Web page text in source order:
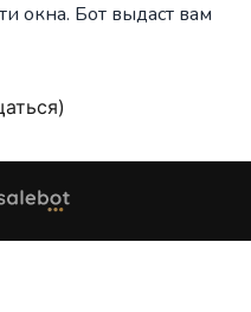
окна. Бот выдаст вам